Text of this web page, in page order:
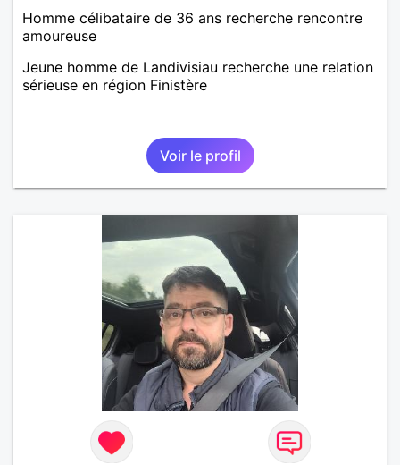
Homme célibataire de 36 ans recherche rencontre
amoureuse
Jeune homme de Landivisiau recherche une relation
sérieuse en région Finistère
Voir le profil